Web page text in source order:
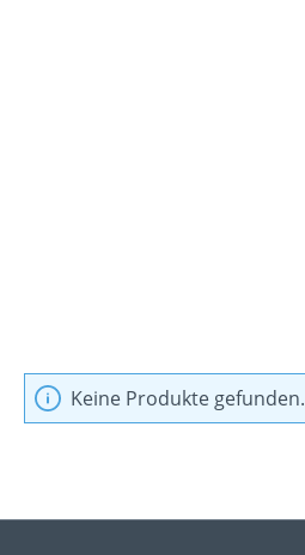
Keine Produkte gefunden.